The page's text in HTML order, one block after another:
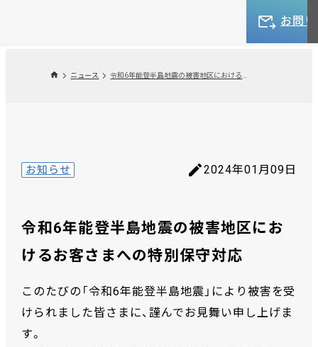
お問
ニュース
お知らせ 2024年01月09日
令和6年能登半島地震の被害地区にお
けるお客さまへの特別保守対応
このたびの「令和6年能登半島地震」により被害を受
けられました皆さまに、謹んでお見舞い申し上げま
す。